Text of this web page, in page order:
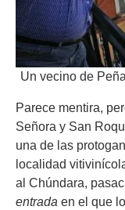
Un vecino de
Parece mentira,
Señora y San
una de las
localidad
al Chúndara,
entrada en el que